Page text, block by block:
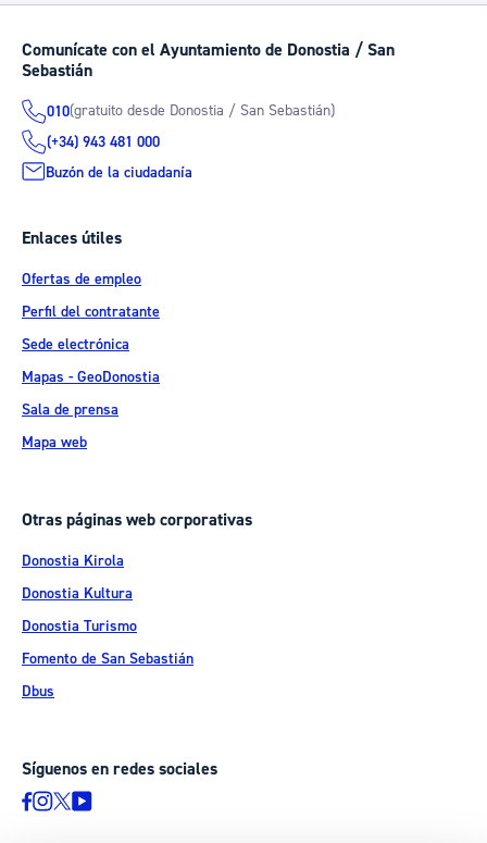
Comunícate con el Ayuntamiento de Donostia / San
Sebastián
010(gratuito desde Donostia / San Sebastián)
(+34) 943 481 000
Buzón de la ciudadanía
Enlaces útiles
Ofertas de empleo
Perfil del contratante
Sede electrónica
Mapas - GeoDonostia
Sala de prensa
Mapa web
Otras páginas web corporativas
Donostia Kirola
Donostia Kultura
Donostia Turismo
Fomento de San Sebastián
Dbus
Síguenos en redes sociales